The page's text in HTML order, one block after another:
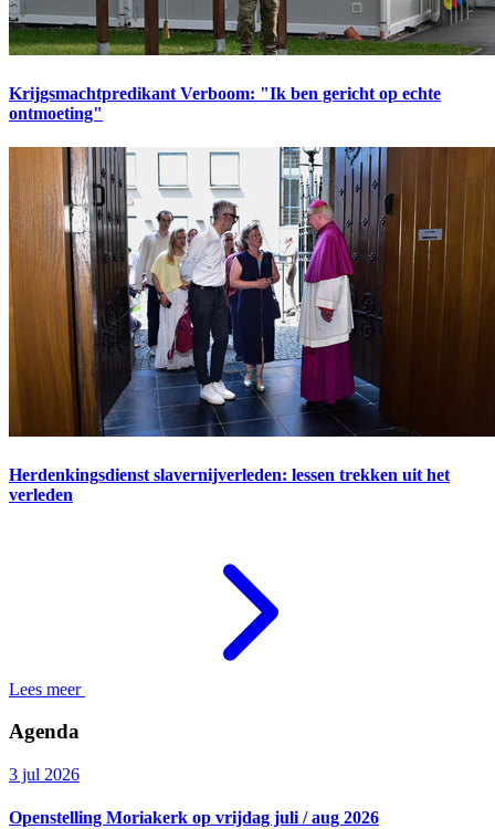
Krijgsmachtpredikant Verboom: "Ik ben gericht op echte
ontmoeting"
Herdenkingsdienst slavernijverleden: lessen trekken uit het
verleden
Lees meer
Agenda
3 jul 2026
Openstelling Moriakerk op vrijdag juli / aug 2026